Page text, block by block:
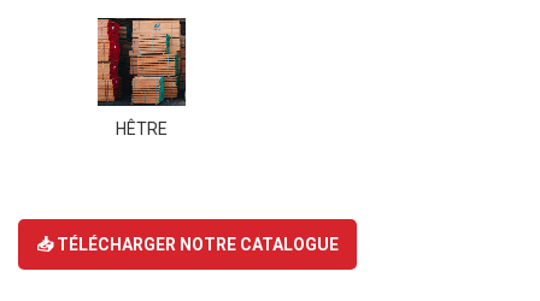
📥 TÉLÉCHARGER NOTRE CATALOGUE
HÊTRE